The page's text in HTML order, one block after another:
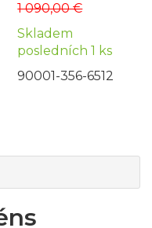
1 090,00 €
Skladem
posledních 1 ks
90001-356-6512